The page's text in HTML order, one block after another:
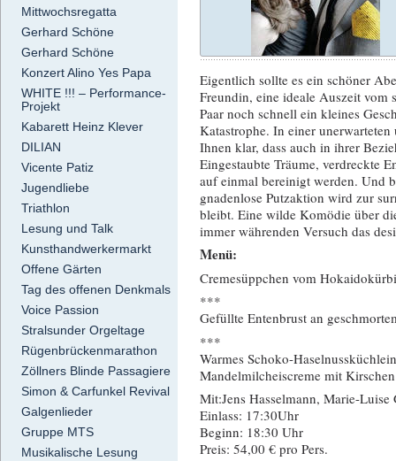
Mittwochsregatta
Gerhard Schöne
Gerhard Schöne
Konzert Alino Yes Papa
WHITE !!! – Performance-
Projekt
Kabarett Heinz Klever
DILIAN
Vicente Patiz
Jugendliebe
Triathlon
Lesung und Talk
Kunsthandwerkermarkt
Offene Gärten
Tag des offenen Denkmals
Voice Passion
Stralsunder Orgeltage
Rügenbrückenmarathon
Zöllners Blinde Passagiere
Simon & Carfunkel Revival
Galgenlieder
Gruppe MTS
Musikalische Lesung
Eigentlich sollte es ein schöner
Freundin, eine ideale Auszeit vom
Paar noch schnell ein kleines
Katastrophe. In einer
Ihnen klar, dass auch in ihrer
Eingestaubte Träume, verdreckte
auf einmal bereinigt werden. Und
gnadenlose Putzaktion wird zur
bleibt. Eine wilde Komödie über
immer währenden Versuch das
Menü:
Cremesüppchen vom
***
Gefüllte Entenbrust an
***
Warmes Schoko-
Mandelmilcheiscreme mit Kirschen
Mit:Jens Hasselmann, Marie-Luise
Einlass: 17:30Uhr
Beginn: 18:30 Uhr
Preis: 54,00 € pro Pers.